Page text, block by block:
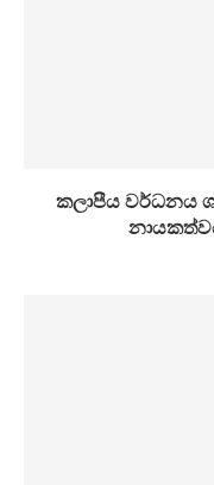
කලාපීය වර්ධනය